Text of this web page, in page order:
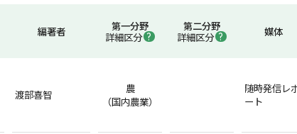
編著者
第一分野
詳細区分
第二分野
詳細区分
媒体
渡部喜智
農
（国内農業）
随時発信レ
ート